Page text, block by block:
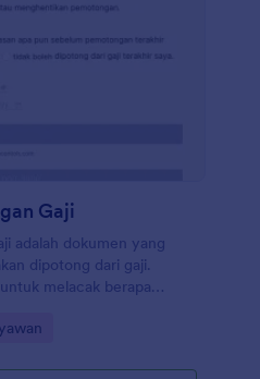
Gaji
adalah dokumen yang
dipotong dari gaji.
melacak berapa